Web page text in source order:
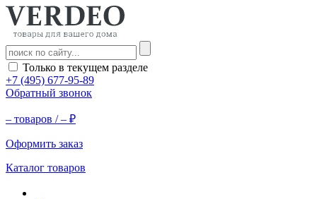
Только в текущем разделе
+7 (495) 677-95-89
Обратный звонок
– товаров /– ₽
Оформить заказ
Каталог товаров